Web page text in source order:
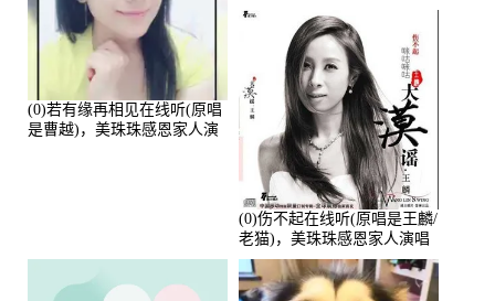
(0)若有缘再相见在线听(原唱
是曹越)，美珠珠感恩家人演
播:80720次
(0)伤不起在线听(原唱是王麟/
老猫)，美珠珠感恩家人演唱
点播:80218次